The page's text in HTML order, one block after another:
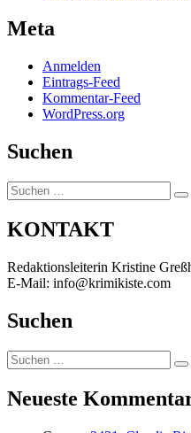
Meta
Anmelden
Eintrags-Feed
Kommentar-Feed
WordPress.org
Suchen
Suchen
nach:
KONTAKT
Redaktionsleiterin Kristine
E-Mail: info@krimikiste.com
Suchen
Suchen
nach:
Neueste